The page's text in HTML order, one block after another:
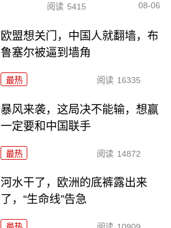
阅读 5415 08-06
欧盟想关门，中国人就翻墙，布
鲁塞尔被逼到墙角
最热 阅读 16335
暴风来袭，这局决不能输，想赢
一定要和中国联手
最热 阅读 14872
河水干了，欧洲的底裤露出来
了，“生命线”告急